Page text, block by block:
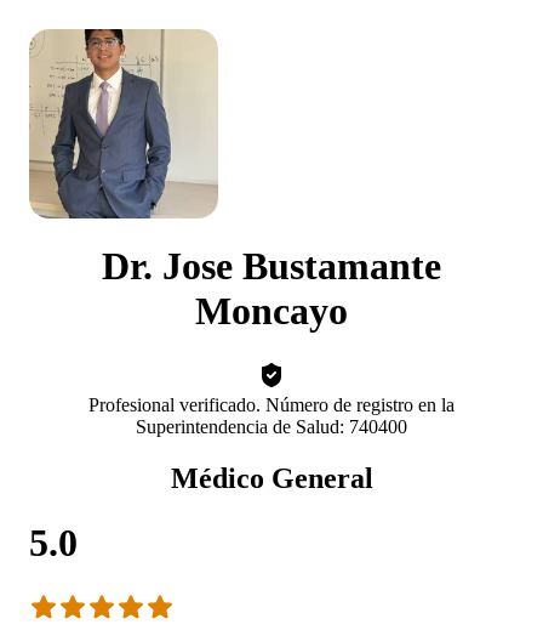
Dr. Jose Bustamante
Moncayo
Profesional verificado. Número de registro en la
Superintendencia de Salud: 740400
Médico General
5.0